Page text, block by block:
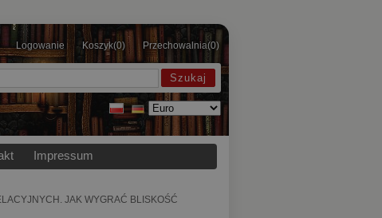
Logowanie Koszyk(0) Przechowalnia(0)
Impressum
JAK WYGRAĆ BLISKOŚĆ